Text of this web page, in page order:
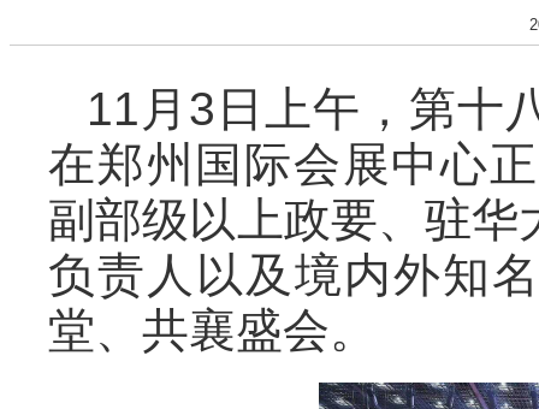
11月3日上午，第十
在郑州国际会展中心
副部级以上政要、驻
负责人以及境内外知
堂、共襄盛会。